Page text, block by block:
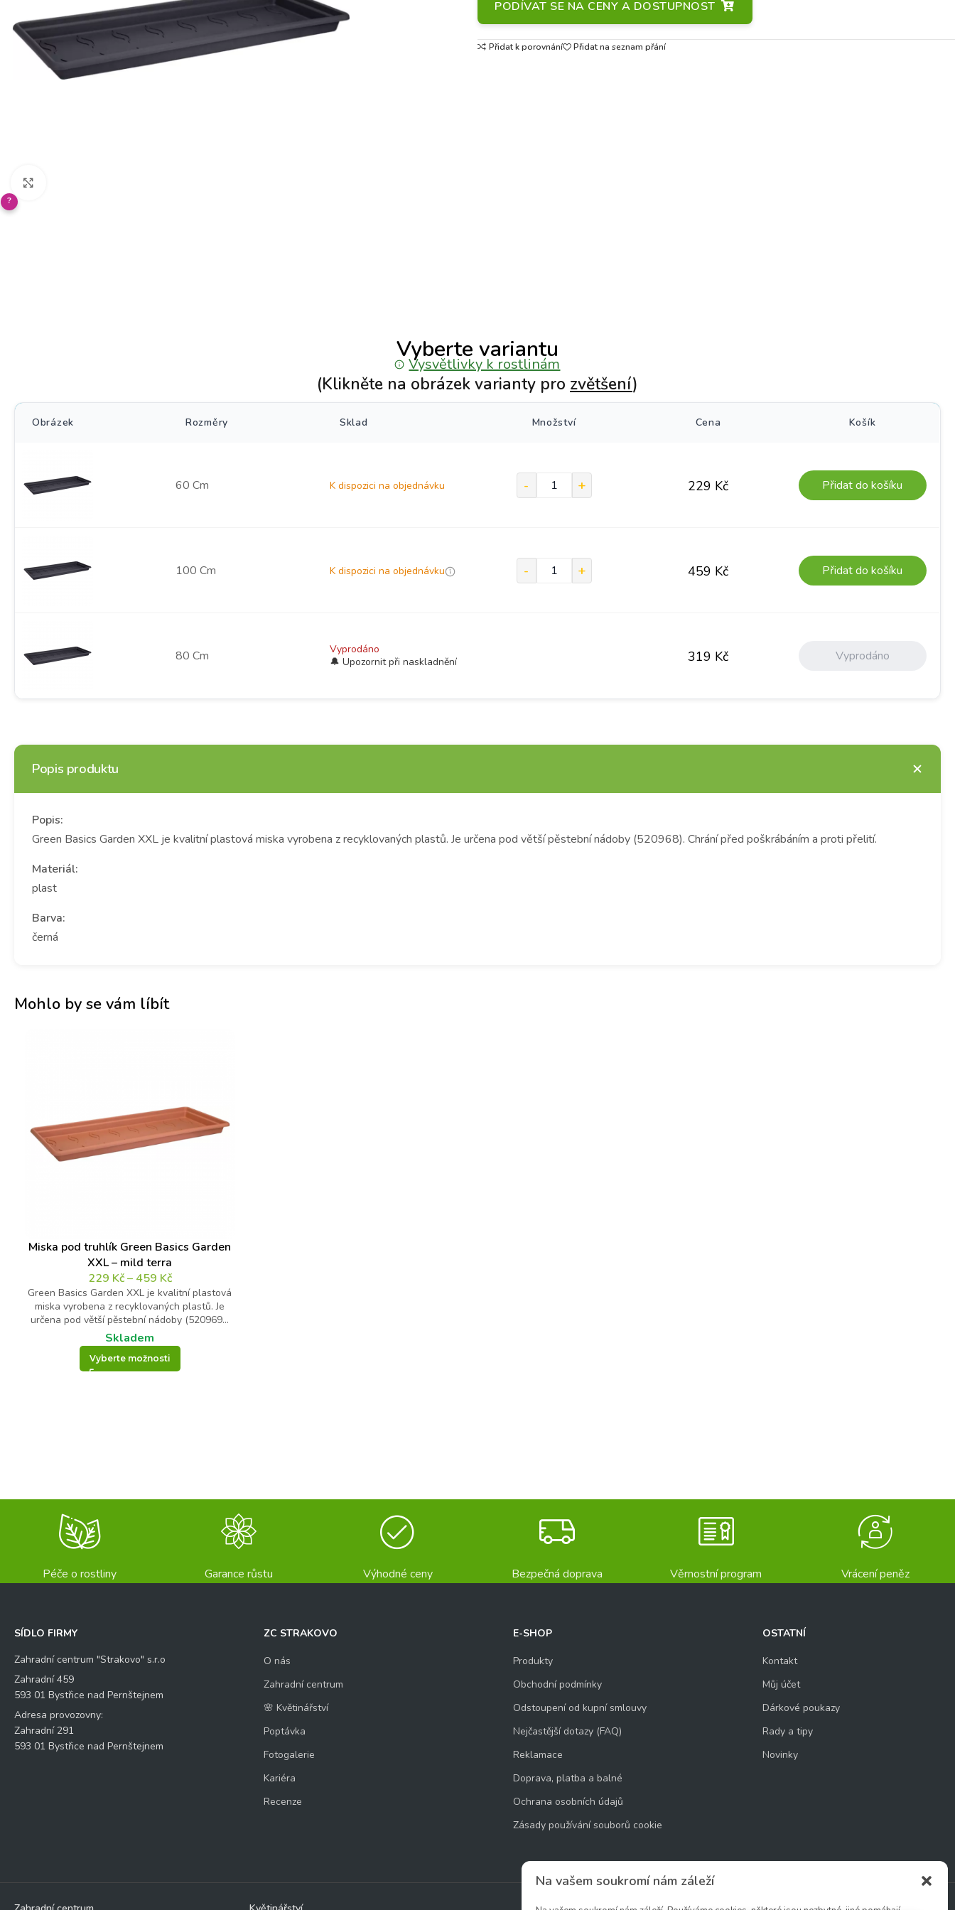
Na vašem soukromí nám záleží
?
PODÍVAT SE NA CENY A DOSTUPNOST
Přidat k porovnání Přidat na seznam přání
Vyberte variantu
Vysvětlivky k rostlinám
(Klikněte na obrázek varianty pro zvětšení)
Obrázek Rozměry Sklad Množství Cena Košík
60 Cm K dispozici na objednávku 229 Kč Přidat do košíku
100 Cm K dispozici na objednávku 459 Kč Přidat do košíku
80 Cm Vyprodáno 319 Kč Vyprodáno
Popis produktu
Popis:
Green Basics Garden XXL je kvalitní plastová miska vyrobena z recyklovaných plastů. Je určena pod větší pěstební nádoby (520968). Chrání před poškrábáním a proti přelití.
Materiál:
plast
Barva:
černá
Mohlo by se vám líbít
Miska pod truhlík Green Basics Garden
XXL – mild terra
229 Kč– 459 Kč
Green Basics Garden XXL je kvalitní plastová
miska vyrobena z recyklovaných plastů. Je
určena pod větší pěstební nádoby (520969...
Skladem
Vyberte možnosti
Péče o rostliny Garance růstu Výhodné ceny Bezpečná doprava Věrnostní program Vrácení peněz
SÍDLO FIRMY
Zahradní centrum "Strakovo" s.r.o
Zahradní 459
593 01 Bystřice nad Pernštejnem
Adresa provozovny:
Zahradní 291
593 01 Bystřice nad Pernštejnem
ZC STRAKOVO
O nás
Zahradní centrum
🌸 Květinářství
Poptávka
Fotogalerie
Kariéra
Recenze
E-SHOP
Produkty
Obchodní podmínky
Odstoupení od kupní smlouvy
Nejčastější dotazy (FAQ)
Reklamace
Doprava, platba a balné
Ochrana osobních údajů
Zásady používání souborů cookie
OSTATNÍ
Kontakt
Můj účet
Dárkové poukazy
Rady a tipy
Novinky